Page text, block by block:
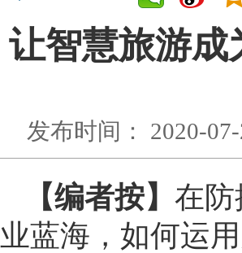
让智慧旅游成
发布时间： 2020-
【编者按】 在
业蓝海，如何运